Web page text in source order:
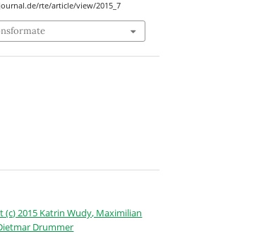
rte/article/view/2015_7
(c) 2015 Katrin Wudy, Maximilian
Drummer